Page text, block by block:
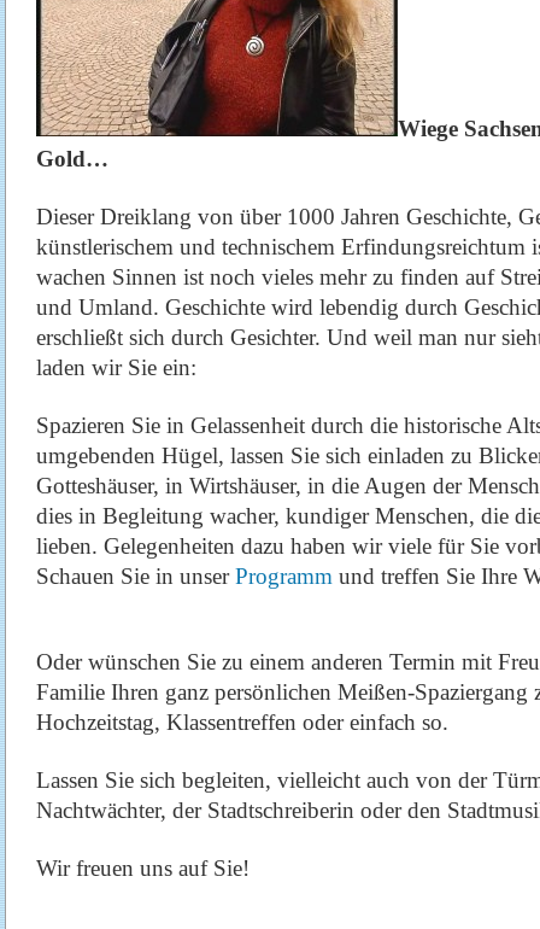
Wiege
Gold…
Dieser Dreiklang von über 1000 Jahren Geschichte,
künstlerischem und technischem Erfindungsreichtum
wachen Sinnen ist noch vieles mehr zu finden auf
und Umland. Geschichte wird lebendig durch
erschließt sich durch Gesichter. Und weil man nur
laden wir Sie ein:
Spazieren Sie in Gelassenheit durch die historische
umgebenden Hügel, lassen Sie sich einladen zu
Gotteshäuser, in Wirtshäuser, in die Augen der
dies in Begleitung wacher, kundiger Menschen, die
lieben. Gelegenheiten dazu haben wir viele für Sie
Schauen Sie in unserProgramm und treffen Sie Ihre
Oder wünschen Sie zu einem anderen Termin mit
Familie Ihren ganz persönlichen Meißen-Spaziergang
Hochzeitstag, Klassentreffen oder einfach so.
Lassen Sie sich begleiten, vielleicht auch von der
Nachtwächter, der Stadtschreiberin oder den
Wir freuen uns auf Sie!